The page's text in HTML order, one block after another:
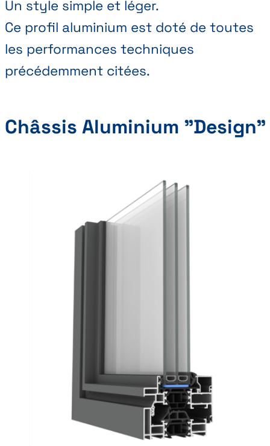
Un style simple et léger.
Ce profil aluminium est doté de toutes
les performances techniques
précédemment citées.
Châssis Aluminium "Design"